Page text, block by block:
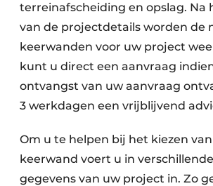
terreinafscheiding en opslag. Na
van de projectdetails worden de
keerwanden voor uw project
kunt u direct een aanvraag
ontvangst van uw aanvraag
3 werkdagen een vrijblijvend
Om u te helpen bij het kiezen
keerwand voert u in
gegevens van uw project in. Zo